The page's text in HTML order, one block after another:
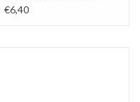
30MM
€6,40